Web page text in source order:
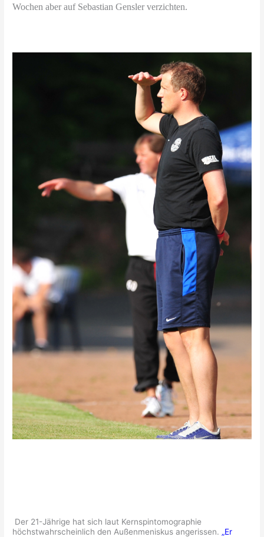
Wochen aber auf Sebastian Gensler verzichten.
Der 21-Jährige hat sich laut Kernspintomographie
höchstwahrscheinlich den Außenmeniskus angerissen. „Er